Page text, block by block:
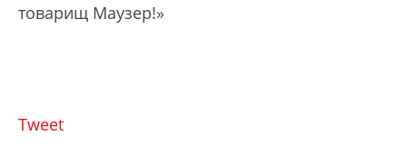
товарищ Маузер!»
Tweet